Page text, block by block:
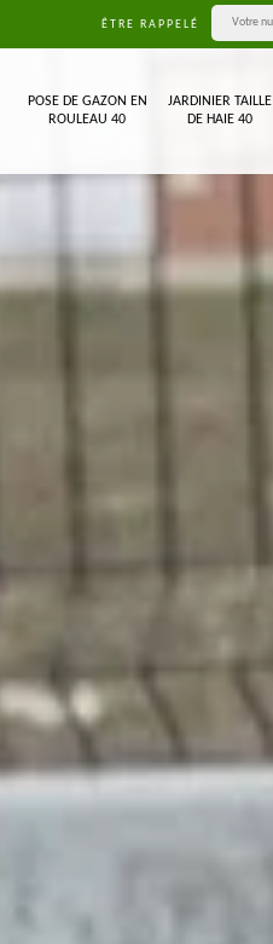
ÊTRE RAPPELÉ
POSE DE GAZON EN
ROULEAU 40
JARDINIER TAILLE
DE HAIE 40